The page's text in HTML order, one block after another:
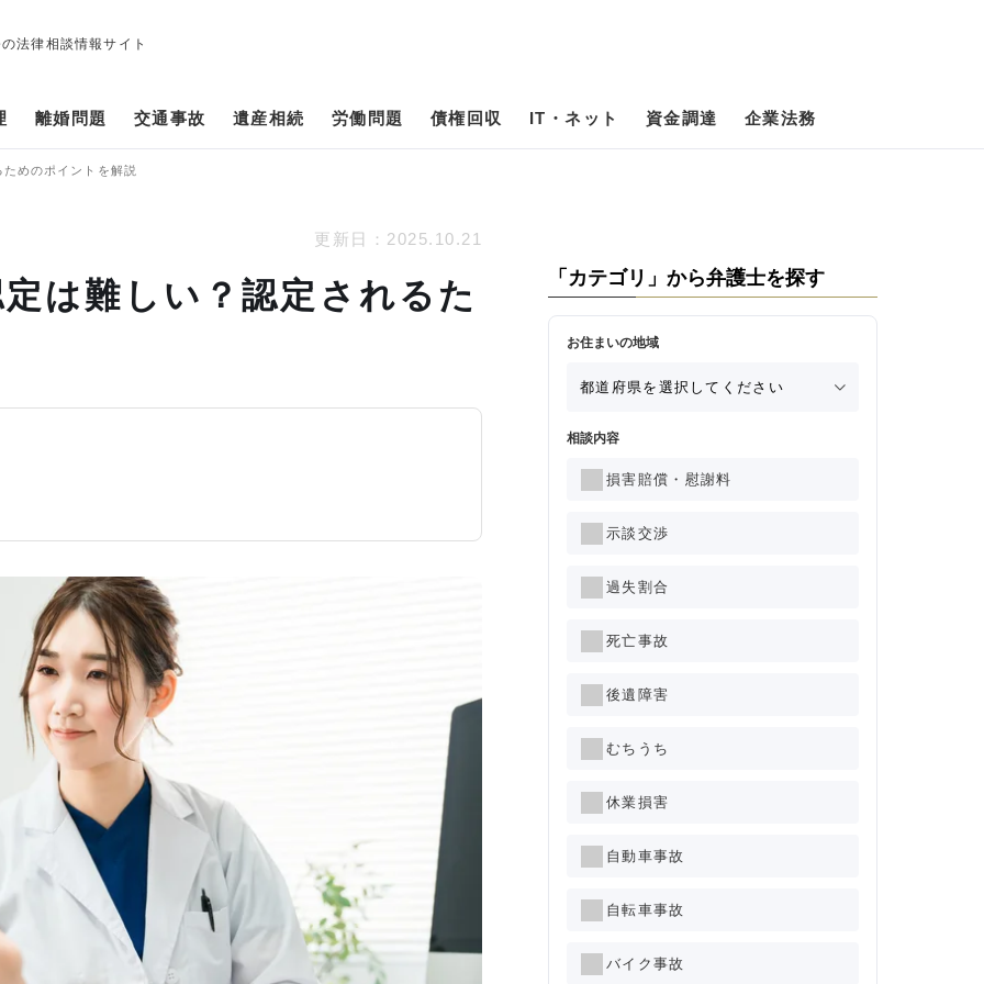
法律相談情報サイト
離婚問題 交通事故 遺産相続 労働問題 債権回収 IT・ネット 資金調達 企業法務
めのポイントを解説
更新日： 2025.10.21
は難しい？認定されるた 「カテゴリ」から弁護士を探す
お住まいの地域
相談内容
損害賠償・慰謝料
示談交渉
過失割合
死亡事故
後遺障害
むちうち
休業損害
自動車事故
自転車事故
バイク事故